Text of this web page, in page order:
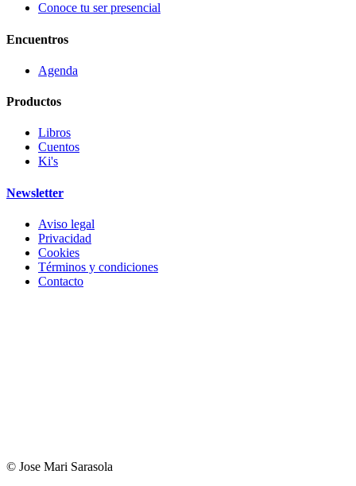
Conoce tu ser presencial
Encuentros
Agenda
Productos
Libros
Cuentos
Ki's
Newsletter
Aviso legal
Privacidad
Cookies
Términos y condiciones
Contacto
© Jose Mari Sarasola